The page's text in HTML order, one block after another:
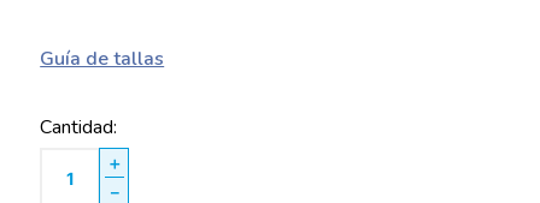
Guía de tallas
Cantidad
＋
－